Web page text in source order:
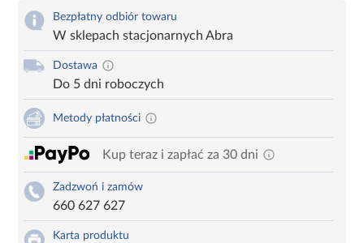
Bezpłatny odbiór towaru
W sklepach stacjonarnych Abra
Dostawa
Do 5 dni roboczych
Metody płatności
Kup teraz i zapłać za 30 dni
Zadzwoń i zamów
660 627 627
Karta produktu